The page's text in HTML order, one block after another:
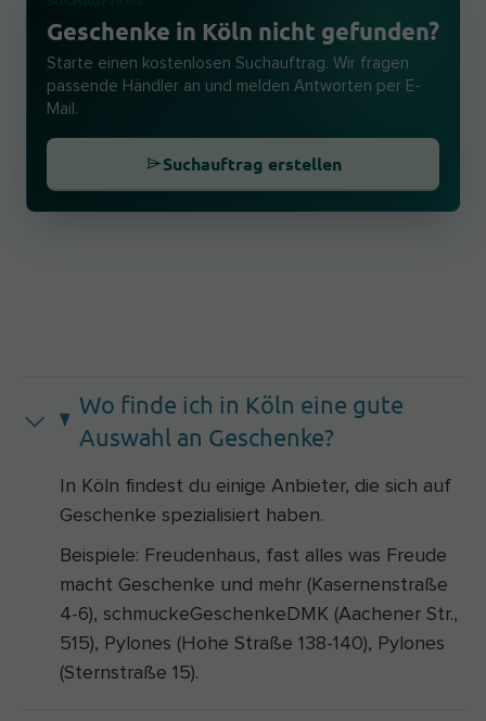
Geschenke in Köln nicht gefunden?
Starte einen kostenlosen Suchauftrag. Wir fragen
passende Händler an und melden Antworten per E-
Mail.
Suchauftrag erstellen
Wo finde ich in Köln eine gute
Auswahl an Geschenke?
In Köln findest du einige Anbieter, die sich auf
Geschenke spezialisiert haben.
Beispiele: Freudenhaus, fast alles was Freude
macht Geschenke und mehr (Kasernenstraße
4-6), schmuckeGeschenkeDMK (Aachener Str.,
515), Pylones (Hohe Straße 138-140), Pylones
(Sternstraße 15).